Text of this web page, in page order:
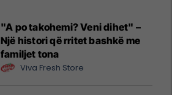
"A po takohemi? Veni dihet" –
Një histori që rritet bashkë me
familjet tona
Viva Fresh Store